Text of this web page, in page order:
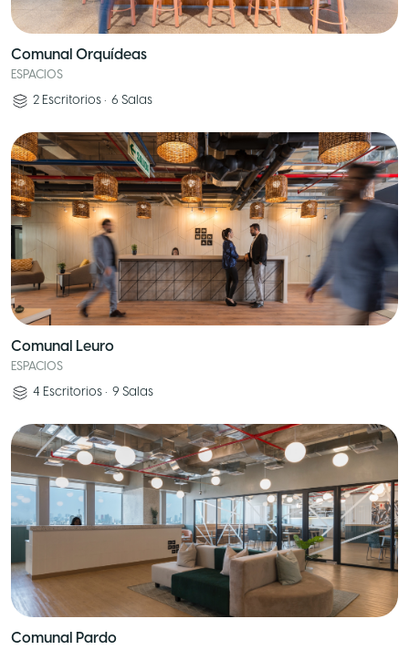
Comunal Orquídeas
ESPACIOS
2 Escritorios • 6 Salas
Comunal Leuro
ESPACIOS
4 Escritorios • 9 Salas
Comunal Pardo